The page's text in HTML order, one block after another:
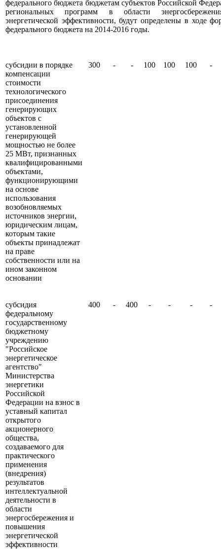
федерального бюджета бюджетам субъектов Российской
региональных программ в области
энергетической эффективности, будут определены в ходе
федерального бюджета на 2014-2016 годы.
субсидии в порядке
компенсации
стоимости
технологического
присоединения
генерирующих
объектов с
установленной
генерирующей
мощностью не более
25 МВт, признанных
квалифицированными
объектами,
функционирующими
на основе
использования
возобновляемых
источников энергии,
юридическим лицам,
которым такие
объекты принадлежат
на праве
собственности или на
ином законном
основании
300 - - 100 100 100 -
субсидия
федеральному
государственному
бюджетному
учреждению
"Российское
энергетическое
агентство"
Министерства
энергетики
Российской
Федерации на взнос в
уставный капитал
открытого
акционерного
общества,
создаваемого для
практического
применения
(внедрения)
результатов
интеллектуальной
деятельности в
области
энергосбережения и
повышения
энергетической
эффективности
400 - 400 - - - -